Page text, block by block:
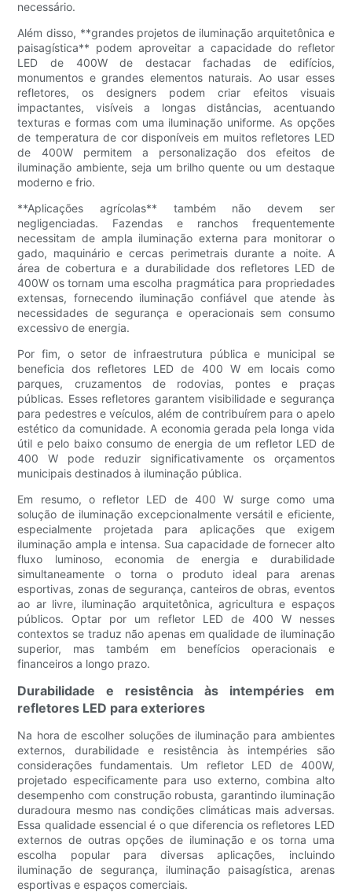
necessário.
Além disso, **grandes projetos de iluminação arquitetônica e
paisagística** podem aproveitar a capacidade do refletor
LED de 400W de destacar fachadas de edifícios,
monumentos e grandes elementos naturais. Ao usar esses
refletores, os designers podem criar efeitos visuais
impactantes, visíveis a longas distâncias, acentuando
texturas e formas com uma iluminação uniforme. As opções
de temperatura de cor disponíveis em muitos refletores LED
de 400W permitem a personalização dos efeitos de
iluminação ambiente, seja um brilho quente ou um destaque
moderno e frio.
**Aplicações agrícolas** também não devem ser
negligenciadas. Fazendas e ranchos frequentemente
necessitam de ampla iluminação externa para monitorar o
gado, maquinário e cercas perimetrais durante a noite. A
área de cobertura e a durabilidade dos refletores LED de
400W os tornam uma escolha pragmática para propriedades
extensas, fornecendo iluminação confiável que atende às
necessidades de segurança e operacionais sem consumo
excessivo de energia.
Por fim, o setor de infraestrutura pública e municipal se
beneficia dos refletores LED de 400 W em locais como
parques, cruzamentos de rodovias, pontes e praças
públicas. Esses refletores garantem visibilidade e segurança
para pedestres e veículos, além de contribuírem para o apelo
estético da comunidade. A economia gerada pela longa vida
útil e pelo baixo consumo de energia de um refletor LED de
400 W pode reduzir significativamente os orçamentos
municipais destinados à iluminação pública.
Em resumo, o refletor LED de 400 W surge como uma
solução de iluminação excepcionalmente versátil e eficiente,
especialmente projetada para aplicações que exigem
iluminação ampla e intensa. Sua capacidade de fornecer alto
fluxo luminoso, economia de energia e durabilidade
simultaneamente o torna o produto ideal para arenas
esportivas, zonas de segurança, canteiros de obras, eventos
ao ar livre, iluminação arquitetônica, agricultura e espaços
públicos. Optar por um refletor LED de 400 W nesses
contextos se traduz não apenas em qualidade de iluminação
superior, mas também em benefícios operacionais e
financeiros a longo prazo.
Durabilidade e resistência às intempéries em
refletores LED para exteriores
Na hora de escolher soluções de iluminação para ambientes
externos, durabilidade e resistência às intempéries são
considerações fundamentais. Um refletor LED de 400W,
projetado especificamente para uso externo, combina alto
desempenho com construção robusta, garantindo iluminação
duradoura mesmo nas condições climáticas mais adversas.
Essa qualidade essencial é o que diferencia os refletores LED
externos de outras opções de iluminação e os torna uma
escolha popular para diversas aplicações, incluindo
iluminação de segurança, iluminação paisagística, arenas
esportivas e espaços comerciais.